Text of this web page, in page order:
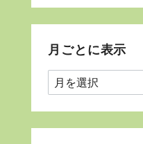
月ごとに表示
月
ご
と